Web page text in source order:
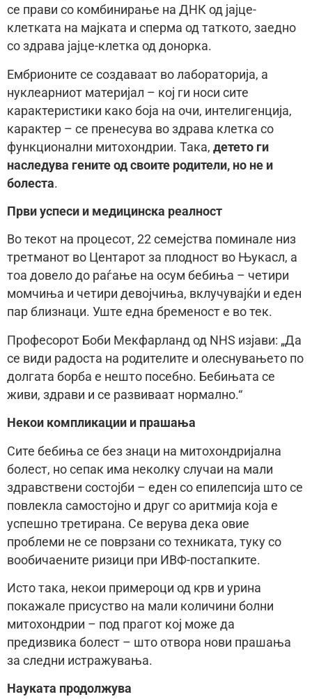
се прави со комбинирање на ДНК од јајце-
клетката на мајката и сперма од таткото, заедно
со здрава јајце-клетка од донорка.
Ембрионите се создаваат во лабораторија, а
нуклеарниот материјал – кој ги носи сите
карактеристики како боја на очи, интелигенција,
карактер – се пренесува во здрава клетка со
функционални митохондрии. Така, детето ги
наследува гените од своите родители, но не и
болеста.
Први успеси и медицинска реалност
Во текот на процесот, 22 семејства поминале низ
третманот во Центарот за плодност во Њукасл, а
тоа довело до раѓање на осум бебиња – четири
момчиња и четири девојчиња, вклучувајќи и еден
пар близнаци. Уште една бременост е во тек.
Професорот Боби Мекфарланд од NHS изјави: „Да
се види радоста на родителите и олеснувањето по
долгата борба е нешто посебно. Бебињата се
живи, здрави и се развиваат нормално.“
Некои компликации и прашања
Сите бебиња се без знаци на митохондријална
болест, но сепак има неколку случаи на мали
здравствени состојби – еден со епилепсија што се
повлекла самостојно и друг со аритмија која е
успешно третирана. Се верува дека овие
проблеми не се поврзани со техниката, туку со
вообичаените ризици при ИВФ-постапките.
Исто така, некои примероци од крв и урина
покажале присуство на мали количини болни
митохондрии – под прагот кој може да
предизвика болест – што отвора нови прашања
за следни истражувања.
Науката продолжува